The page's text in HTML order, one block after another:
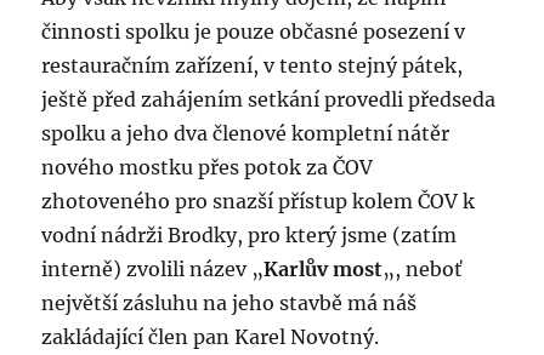
činnosti spolku je pouze občasné posezení v
restauračním zařízení, v tento stejný pátek,
ještě před zahájením setkání provedli předseda
spolku a jeho dva členové kompletní nátěr
nového mostku přes potok za ČOV
zhotoveného pro snazší přístup kolem ČOV k
vodní nádrži Brodky, pro který jsme (zatím
interně) zvolili název „Karlův most„, neboť
největší zásluhu na jeho stavbě má náš
zakládající člen pan Karel Novotný.